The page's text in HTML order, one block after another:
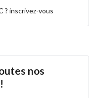
? inscrivez-vous
nos